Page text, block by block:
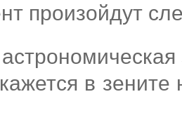
произойдут
в зените